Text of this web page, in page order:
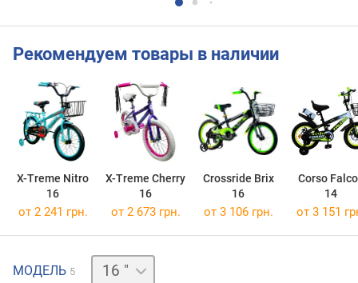
Рекомендуем товары в наличии
X-Treme Nitro
16
X-Treme Cherry
16
Crossride Brix
16
Corso
14
от 2 241 грн. от 2 673 грн. от 3 106 грн. от 3 151
МОДЕЛЬ 5
12 "
14 "